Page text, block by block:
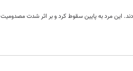
این مرد به پایین سقوط کرد و بر اثر شدت مصدومیت